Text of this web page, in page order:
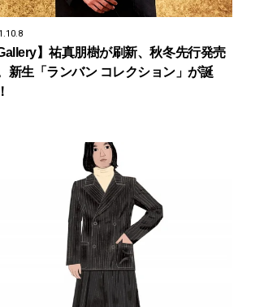
Gallery】祐真朋樹が刷新、秋冬先行発売
新生「ランバン コレクション」が誕